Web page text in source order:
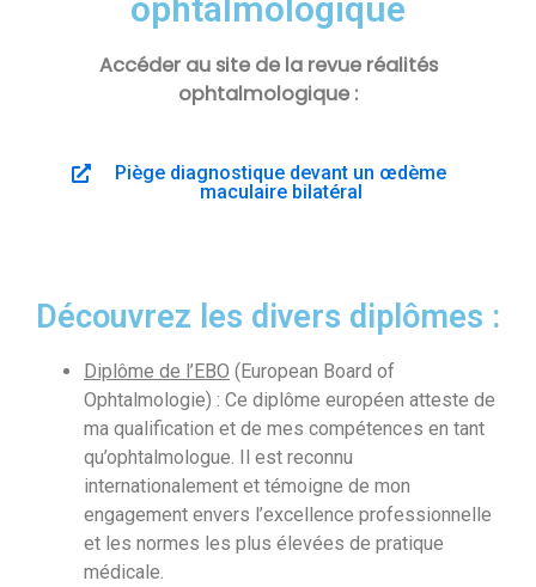
ophtalmologique
Accéder au site de la revue réalités
ophtalmologique :
Piège diagnostique devant un œdème
maculaire bilatéral
Découvrez les divers diplômes :
Diplôme de l’EBO (European Board of
Ophtalmologie) : Ce diplôme européen atteste de
ma qualification et de mes compétences en tant
qu’ophtalmologue. Il est reconnu
internationalement et témoigne de mon
engagement envers l’excellence professionnelle
et les normes les plus élevées de pratique
médicale.